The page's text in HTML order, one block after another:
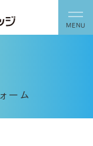
MENU
ーム